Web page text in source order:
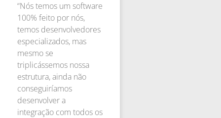
“Nós temos um software
100% feito por nós,
temos desenvolvedores
especializados, mas
mesmo se
triplicássemos nossa
estrutura, ainda não
conseguiríamos
desenvolver a
integração com todos os